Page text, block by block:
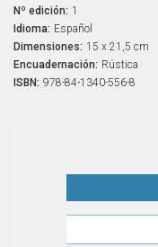
Nº edición: 1
Idioma: Español
Dimensiones: 15 x 21,5 cm
Encuadernación: Rústica
ISBN: 978-84-1340-556-8